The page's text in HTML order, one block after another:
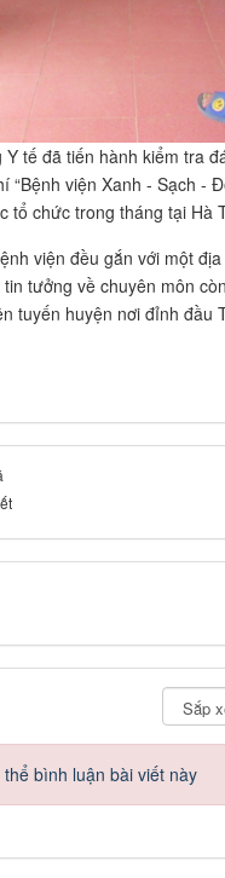
tế đã tiến hành kiểm tra
“Bệnh viện Xanh - Sạch -
tổ chức trong tháng tại Hà
viện đều gắn với một
tưởng về chuyên môn
tuyến huyện nơi đỉnh đầu
bình luận bài viết này